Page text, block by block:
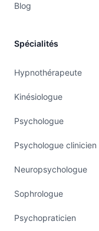
Blog
Spécialités
Hypnothérapeute
Kinésiologue
Psychologue
Psychologue clinicien
Neuropsychologue
Sophrologue
Psychopraticien